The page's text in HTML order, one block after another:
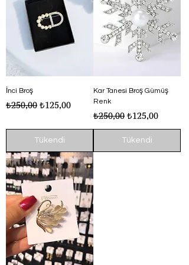
İnci Broş
Normal Fiyat
₺250,00 İndirimli Fiyat
₺125,00
Tükendi
Kar Tanesi Broş Gümüş
Renk
Normal Fiyat
₺250,00 İndirimli Fiyat
₺125,00
Tükendi